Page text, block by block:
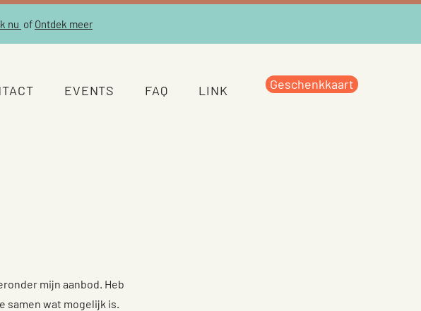
nu of Ontdek meer
EVENTS FAQ LINK Geschenkkaart
mijn aanbod. Heb
samen wat mogelijk is.